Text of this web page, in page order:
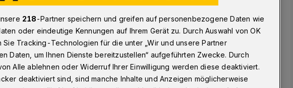
zweiter BHC-Neuzugang
218-Partner speichern und greifen auf personenbezogene Daten wie
oder eindeutige Kennungen auf Ihrem Gerät zu. Durch Auswahl von OK
Sie Tracking-Technologien für die unter „Wir und unsere Partner
Daten, um Ihnen Dienste bereitzustellen“ aufgeführten Zwecke. Durch
Alle ablehnen oder Widerruf Ihrer Einwilligung werden diese deaktiviert.
deaktiviert sind, sind manche Inhalte und Anzeigen möglicherweise